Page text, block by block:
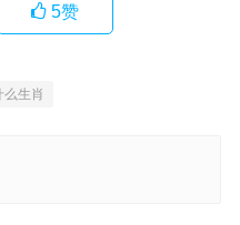
5赞
生肖